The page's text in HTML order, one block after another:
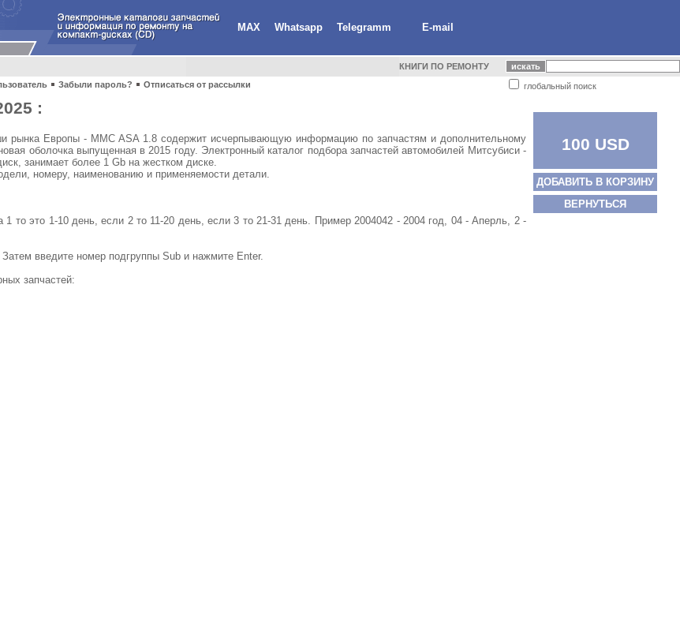
MAX Whatsapp Telegramm E-mail
КНИГИ ПО РЕМОНТУ
глобальный поиск
Забыли пароль? Отписаться от рассылки
:
рынка Европы - MMC ASA 1.8 содержит исчерпывающую информацию по запчастям и дополнительному
оболочка выпущенная в 2015 году. Электронный каталог подбора запчастей автомобилей Митсубиси -
занимает более 1 Gb на жестком диске.
номеру, наименованию и применяемости детали.
то это 1-10 день, если 2 то 11-20 день, если 3 то 21-31 день. Пример 2004042 - 2004 год, 04 - Аперль, 2 -
введите номер подгруппы Sub и нажмите Enter.
запчастей:
100 USD
ДОБАВИТЬ В КОРЗИНУ
ВЕРНУТЬСЯ